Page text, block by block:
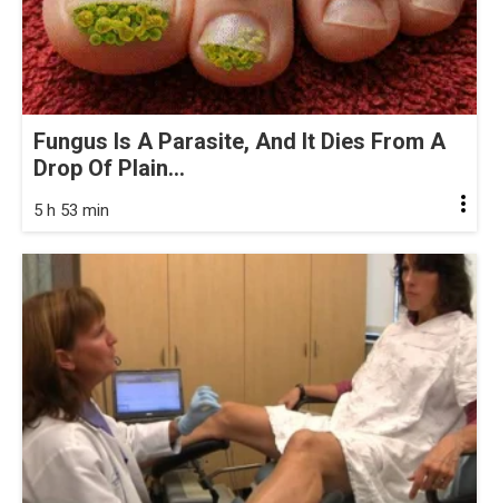
Fungus Is A Parasite, And It Dies From A
Drop Of Plain...
5 h 53 min